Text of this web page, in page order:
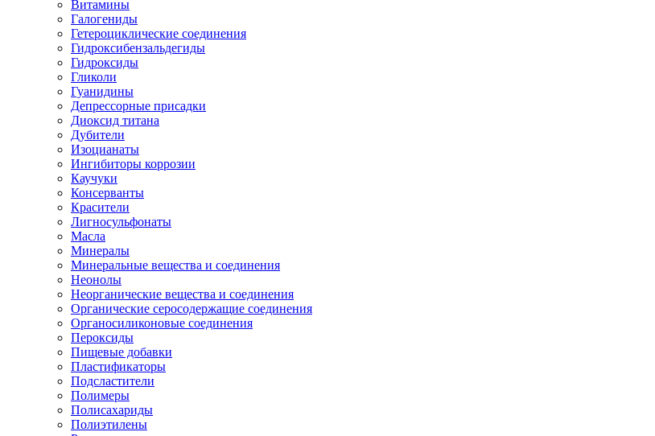
Витамины
Галогениды
Гетероциклические соединения
Гидроксибензальдегиды
Гидроксиды
Гликоли
Гуанидины
Депрессорные присадки
Диоксид титана
Дубители
Изоцианаты
Ингибиторы коррозии
Каучуки
Консерванты
Красители
Лигносульфонаты
Масла
Минералы
Минеральные вещества и соединения
Неонолы
Неорганические вещества и соединения
Органические серосодержащие соединения
Органосиликоновые соединения
Пероксиды
Пищевые добавки
Пластификаторы
Подсластители
Полимеры
Полисахариды
Полиэтилены